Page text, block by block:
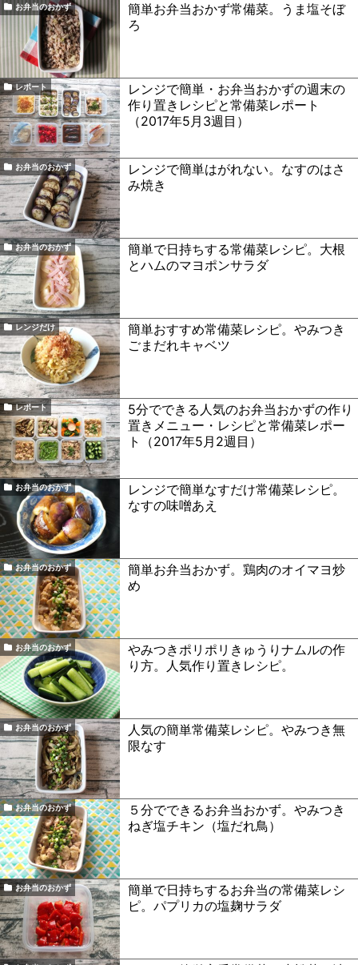
お弁当のおかず
簡単お弁当おかず常備菜。うま塩そぼ
ろ
レポート
レンジで簡単・お弁当おかずの週末の
作り置きレシピと常備菜レポート
（2017年5月3週目）
お弁当のおかず
レンジで簡単はがれない。なすのはさ
み焼き
お弁当のおかず
簡単で日持ちする常備菜レシピ。大根
とハムのマヨポンサラダ
レンジだけ
簡単おすすめ常備菜レシピ。やみつき
ごまだれキャベツ
レポート
5分でできる人気のお弁当おかずの作り
置きメニュー・レシピと常備菜レポー
ト（2017年5月2週目）
お弁当のおかず
レンジで簡単なすだけ常備菜レシピ。
なすの味噌あえ
お弁当のおかず
簡単お弁当おかず。鶏肉のオイマヨ炒
め
お弁当のおかず
やみつきポリポリきゅうりナムルの作
り方。人気作り置きレシピ。
お弁当のおかず
人気の簡単常備菜レシピ。やみつき無
限なす
お弁当のおかず
５分でできるお弁当おかず。やみつき
ねぎ塩チキン（塩だれ鳥）
お弁当のおかず
簡単で日持ちするお弁当の常備菜レシ
ピ。パプリカの塩麹サラダ